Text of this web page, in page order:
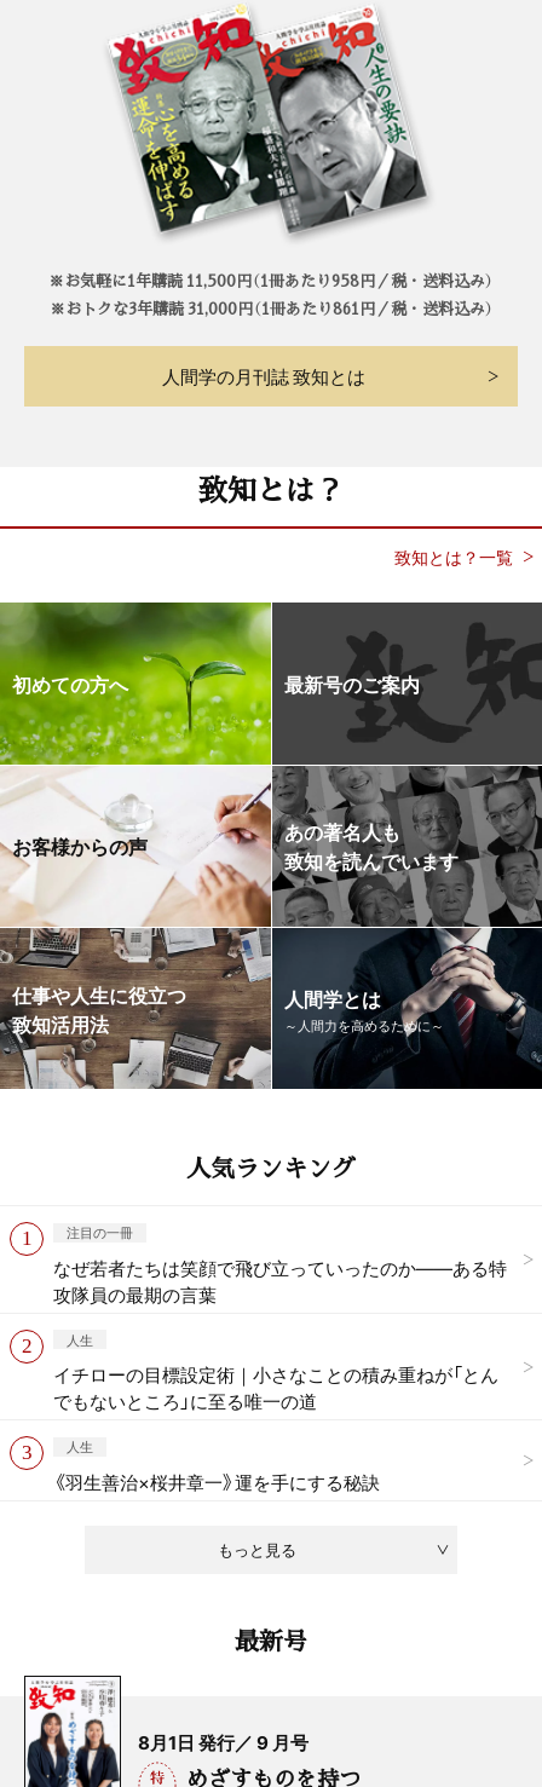
※お気軽に1年購読 11,500円（1冊あたり958円／税・送料込み）
※おトクな3年購読 31,000円（1冊あたり861円／税・送料込み）
人間学の月刊誌 致知とは
致知とは？
致知とは？一覧
初めての方へ 最新号のご案内
お客様からの声
あの著名人も
致知を読んでいます
仕事や人生に役立つ
致知活用法
人間学とは
～人間力を高めるために～
人気ランキング
もっと見る
注目の一冊
なぜ若者たちは笑顔で飛び立っていったのか——ある特
攻隊員の最期の言葉
人生
イチローの目標設定術｜小さなことの積み重ねが「とん
でもないところ」に至る唯一の道
人生
《羽生善治×桜井章一》運を手にする秘訣
最新号
8月1日 発行／ 9 月号
めざすものを持つ